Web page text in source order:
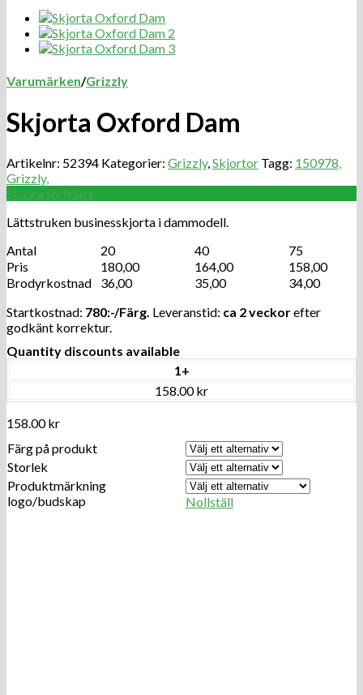
Varumärken/Grizzly
Skjorta Oxford Dam
Artikelnr: 52394 Kategorier: Grizzly,Skjortor Tagg: 150978,
Grizzly,
Skicka förfråga
Lättstruken businesskjorta i dammodell.
Antal
20 40
75
Pris
180,00 164,00
158,00
Brodyrkostnad
36,00 35,00
34,00
Startkostnad: 780:-/Färg. Leveranstid: ca 2 veckorefter
godkänt korrektur.
Quantity discounts available
1+
158.00 kr
158.00kr
Färg på produkt
Storlek
Produktmärkning
logo/budskap
Nollställ